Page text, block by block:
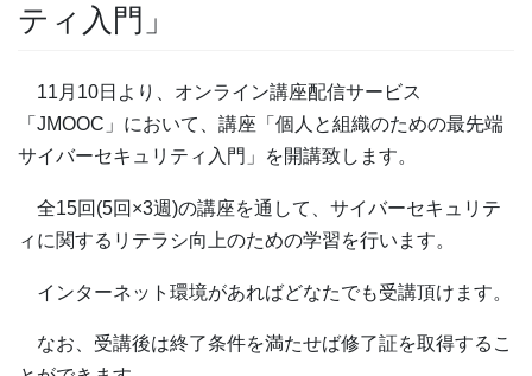
ティ入門」
11月10日より、オンライン講座配信サービス
「JMOOC」において、講座「個人と組織のための最先端
サイバーセキュリティ入門」を開講致します。
全15回(5回×3週)の講座を通して、サイバーセキュリテ
ィに関するリテラシ向上のための学習を行います。
インターネット環境があればどなたでも受講頂けます。
なお、受講後は終了条件を満たせば修了証を取得するこ